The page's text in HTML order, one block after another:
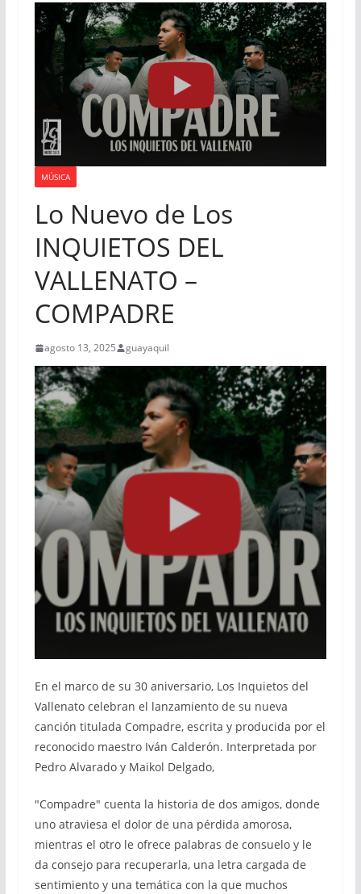
MÚSICA
Lo Nuevo de Los
INQUIETOS DEL
VALLENATO –
COMPADRE
agosto 13, 2025 guayaquil
En el marco de su 30 aniversario, Los Inquietos del
Vallenato celebran el lanzamiento de su nueva
canción titulada Compadre, escrita y producida por el
reconocido maestro Iván Calderón. Interpretada por
Pedro Alvarado y Maikol Delgado,
"Compadre" cuenta la historia de dos amigos, donde
uno atraviesa el dolor de una pérdida amorosa,
mientras el otro le ofrece palabras de consuelo y le
da consejo para recuperarla, una letra cargada de
sentimiento y una temática con la que muchos